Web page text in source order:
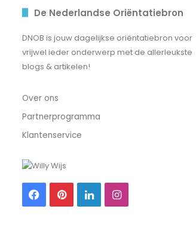
De Nederlandse Oriëntatiebron
DNOB is jouw dagelijkse oriëntatiebron voor
vrijwel ieder onderwerp met de allerleukste
blogs & artikelen!
Over ons
Partnerprogramma
Klantenservice
Facebook
PinterestLinkedInInstagram